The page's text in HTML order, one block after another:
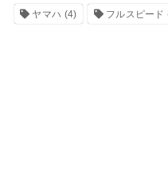
ヤマハ (4) フルスピード